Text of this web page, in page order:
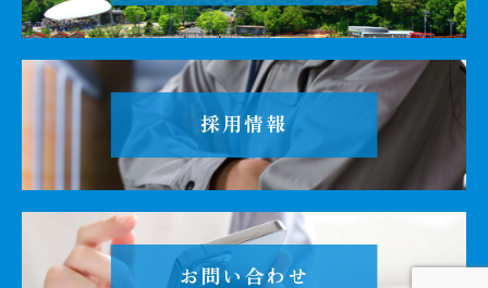
採用情報
お問い合わせ